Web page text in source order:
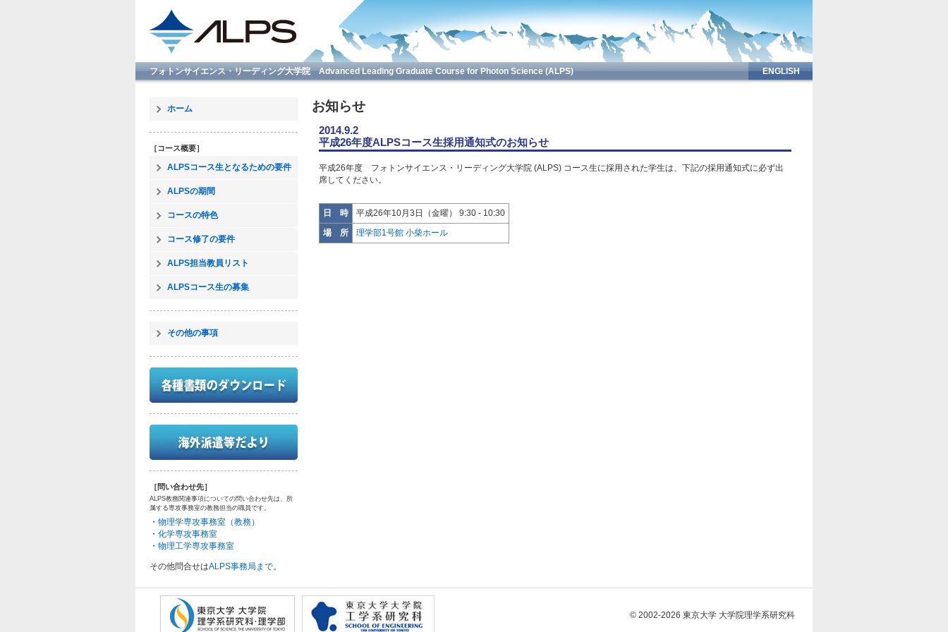
フォトンサイエンス・リーディング大学院 Advanced Leading Graduate Course for Photon Science (ALPS) ENGLISH
ホーム
［コース概要］
ALPSコース生となるための要件
ALPSの期間
コースの特色
コース修了の要件
ALPS担当教員リスト
ALPSコース生の募集
その他の事項
［問い合わせ先］
ALPS教務関連事項についての問い合わせ先は、所
属する専攻事務室の教務担当の職員です。
・ 物理学専攻事務室（教務）
・ 化学専攻事務室
・ 物理工学専攻事務室
その他問合せはALPS事務局まで。
お知らせ
2014.9.2
平成26年度ALPSコース生採用通知式のお知らせ
平成26年度 フォトンサイエンス・リーディング大学院 (ALPS) コース生に採用された学生は、下記の採用通知式に必ず出
席してください。
日 時
平成26年10月3日（金曜） 9:30 - 10:30
場 所
理学部1号館 小柴ホール
© 2002-2026 東京大学 大学院理学系研究科